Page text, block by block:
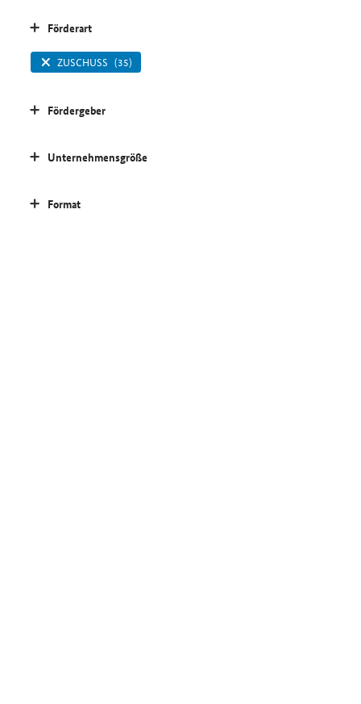
Förderart
ZUSCHUSS (35)
Fördergeber
Unternehmensgröße
Format